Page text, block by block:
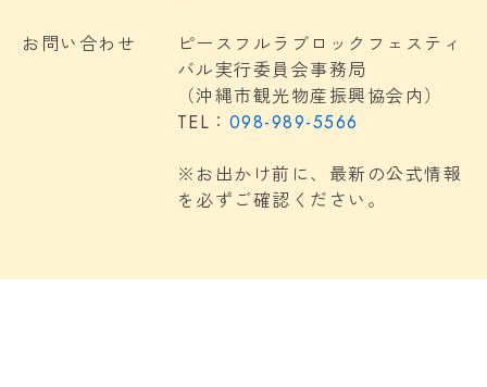
お問い合わせ
ピースフルラブロックフェスティ
バル実行委員会事務局
（沖縄市観光物産振興協会内）
TEL： 098-989-5566
※お出かけ前に、最新の公式情報
を必ずご確認ください。